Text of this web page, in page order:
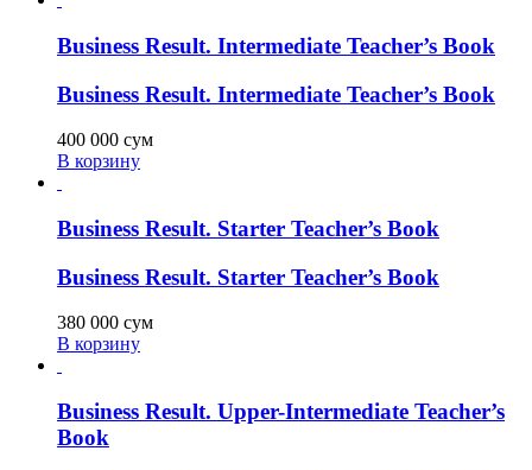
Business Result. Intermediate Teacher’s Book
Business Result. Intermediate Teacher’s Book
400 000 сум
В корзину
Business Result. Starter Teacher’s Book
Business Result. Starter Teacher’s Book
380 000 сум
В корзину
Business Result. Upper-Intermediate Teacher’s
Book